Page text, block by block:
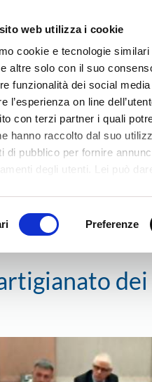
web utilizza i cookie
cookie e tecnologie
altre solo con il suo
funzionalità dei social
l’esperienza on line
con terzi partner i quali
hanno raccolto dal suo
di pubblico per fornire
degli utenti. Lei può
vengono usati e sulla loro
Preferenze
SERVIZI